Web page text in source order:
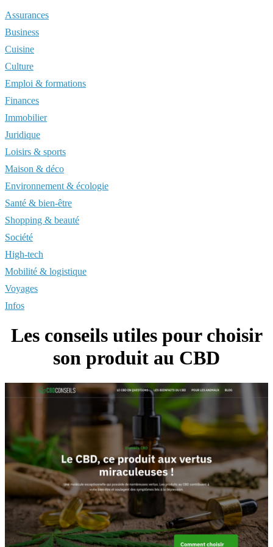
Assurances
Business
Cuisine
Culture
Emploi & formations
Finances
Immobilier
Juridique
Loisirs & sports
Maison & déco
Environnement & écologie
Santé & bien-être
Shopping & beauté
Société
High-tech
Mobilité & logistique
Voyages
Infos
Les conseils utiles pour choisir
son produit au CBD